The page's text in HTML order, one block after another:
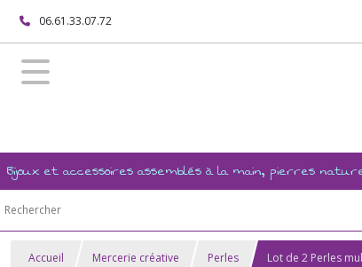
06.61.33.07.72
Bijoux et accessoires assemblés à la main, pierres
Accueil Mercerie créative Perles Lot de 2 Perles